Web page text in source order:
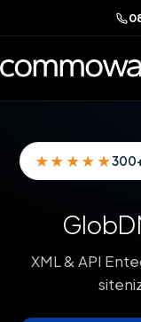
★★★★★
XML & API